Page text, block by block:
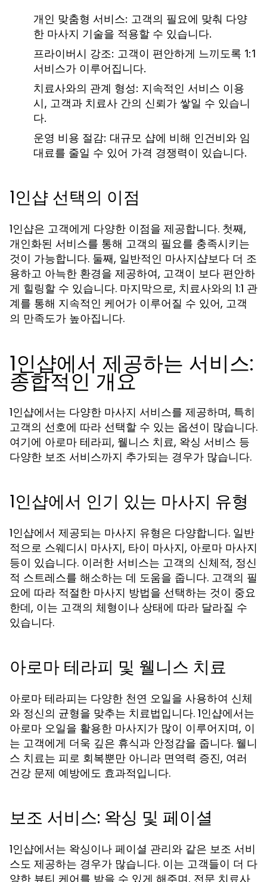
개인 맞춤형 서비스: 고객의 필요에 맞춰 다양
한 마사지 기술을 적용할 수 있습니다.
프라이버시 강조: 고객이 편안하게 느끼도록 1:1
서비스가 이루어집니다.
치료사와의 관계 형성: 지속적인 서비스 이용
시, 고객과 치료사 간의 신뢰가 쌓일 수 있습니
다.
운영 비용 절감: 대규모 샵에 비해 인건비와 임
대료를 줄일 수 있어 가격 경쟁력이 있습니다.
1인샵 선택의 이점
1인샵은 고객에게 다양한 이점을 제공합니다. 첫째,
개인화된 서비스를 통해 고객의 필요를 충족시키는
것이 가능합니다. 둘째, 일반적인 마사지샵보다 더 조
용하고 아늑한 환경을 제공하여, 고객이 보다 편안하
게 힐링할 수 있습니다. 마지막으로, 치료사와의 1:1 관
계를 통해 지속적인 케어가 이루어질 수 있어, 고객
의 만족도가 높아집니다.
1인샵에서 제공하는 서비스:
종합적인 개요
1인샵에서는 다양한 마사지 서비스를 제공하며, 특히
고객의 선호에 따라 선택할 수 있는 옵션이 많습니다.
여기에 아로마 테라피, 웰니스 치료, 왁싱 서비스 등
다양한 보조 서비스까지 추가되는 경우가 많습니다.
1인샵에서 인기 있는 마사지 유형
1인샵에서 제공되는 마사지 유형은 다양합니다. 일반
적으로 스웨디시 마사지, 타이 마사지, 아로마 마사지
등이 있습니다. 이러한 서비스는 고객의 신체적, 정신
적 스트레스를 해소하는 데 도움을 줍니다. 고객의 필
요에 따라 적절한 마사지 방법을 선택하는 것이 중요
한데, 이는 고객의 체형이나 상태에 따라 달라질 수
있습니다.
아로마 테라피 및 웰니스 치료
아로마 테라피는 다양한 천연 오일을 사용하여 신체
와 정신의 균형을 맞추는 치료법입니다. 1인샵에서는
아로마 오일을 활용한 마사지가 많이 이루어지며, 이
는 고객에게 더욱 깊은 휴식과 안정감을 줍니다. 웰니
스 치료는 피로 회복뿐만 아니라 면역력 증진, 여러
건강 문제 예방에도 효과적입니다.
보조 서비스: 왁싱 및 페이셜
1인샵에서는 왁싱이나 페이셜 관리와 같은 보조 서비
스도 제공하는 경우가 많습니다. 이는 고객들이 더 다
양한 뷰티 케어를 받을 수 있게 해주며, 전문 치료사